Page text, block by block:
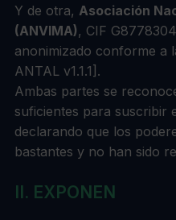
Y de otra, Asociación
(ANVIMA), CIF
anonimizado conforme a
ANTAL v1.1.1].
Ambas partes se
suficientes para suscribir
declarando que los
bastantes y no han sido
II. EXPONEN